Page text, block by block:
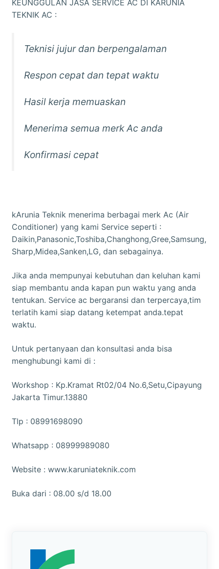
KEUNGGULAN JASA SERVICE AC DI KARUNIA
TEKNIK AC :
Teknisi jujur dan berpengalaman
Respon cepat dan tepat waktu
Hasil kerja memuaskan
Menerima semua merk Ac anda
Konfirmasi cepat
kArunia Teknik menerima berbagai merk Ac (Air
Conditioner) yang kami Service seperti :
Daikin,Panasonic,Toshiba,Changhong,Gree,Samsung,
Sharp,Midea,Sanken,LG, dan sebagainya.
Jika anda mempunyai kebutuhan dan keluhan kami
siap membantu anda kapan pun waktu yang anda
tentukan. Service ac bergaransi dan terpercaya,tim
terlatih kami siap datang ketempat anda.tepat
waktu.
Untuk pertanyaan dan konsultasi anda bisa
menghubungi kami di :
Workshop : Kp.Kramat Rt02/04 No.6,Setu,Cipayung
Jakarta Timur.13880
Tlp : 08991698090
Whatsapp : 08999989080
Website : www.karuniateknik.com
Buka dari : 08.00 s/d 18.00